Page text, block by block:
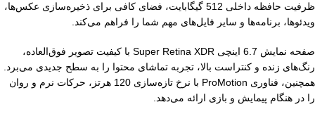
ظرفیت حافظه داخلی 512 گیگابایت، فضای کافی برای ذخیره‌سازی عکس‌ها،
ویدئوها، برنامه‌ها و سایر فایل‌های مهم شما را فراهم می‌کند.
صفحه نمایش 6.7 اینچی Super Retina XDR با کیفیت تصویر فوق‌العاده،
رنگ‌های زنده و کنتراست بالا، تجربه تماشای محتوا را به سطح جدیدی می‌برد.
همچنین، فناوری ProMotion با نرخ تازه‌سازی 120 هرتز، حرکات نرم و روان
را در هنگام پیمایش و بازی ارائه می‌دهد.